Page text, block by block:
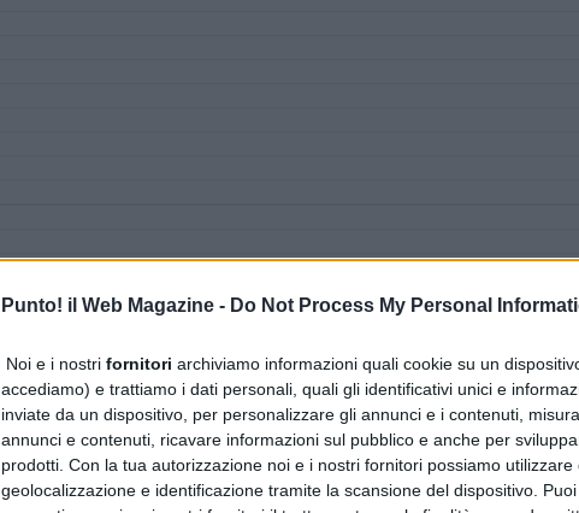
Punto! il Web Magazine - Do Not Process My Personal
Noi e i nostri fornitori archiviamo informazioni quali cookie su un
accediamo) e trattiamo i dati personali, quali gli identificativi unici e
inviate da un dispositivo, per personalizzare gli annunci e i contenuti,
annunci e contenuti, ricavare informazioni sul pubblico e anche per
prodotti. Con la tua autorizzazione noi e i nostri fornitori possiamo utilizzare
geolocalizzazione e identificazione tramite la scansione del dispositivo.